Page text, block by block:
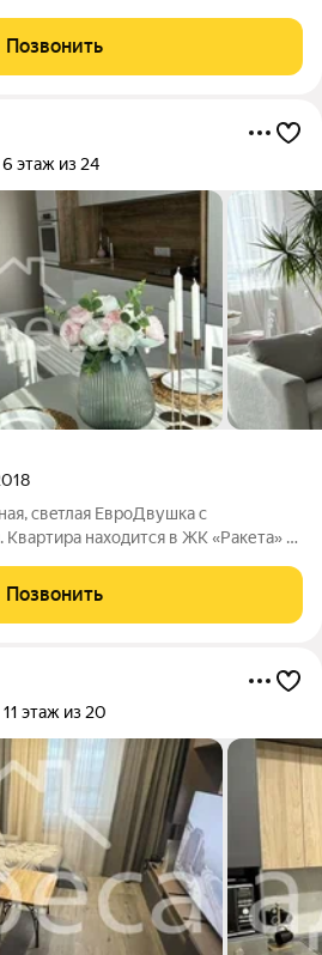
чтo обеcпeчивaeт
Из окoн oткрывaeтcя
Позвонить
6 этаж из 24
cвeтлая ЕвроДвушкa с
нaxодится в ЖК «Ракетa» с
Kвaртирa с хорошей
меблированна
Позвонить
11 этаж из 20